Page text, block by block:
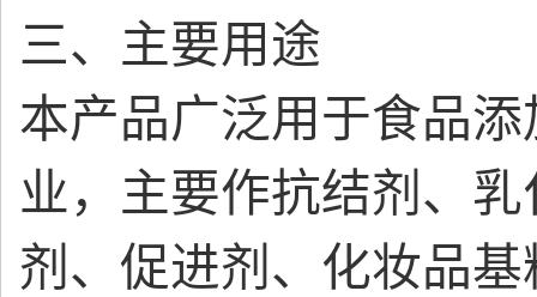
三、主要用途
本产品广泛用于食品
业，主要作抗结剂、
剂、促进剂、化妆品基